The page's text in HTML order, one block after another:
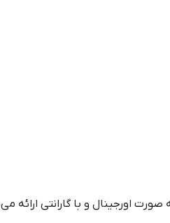
با سابقه فعالیت از سال 1401، محصولات اوردینری را به صورت اورجینال و با گارانتی